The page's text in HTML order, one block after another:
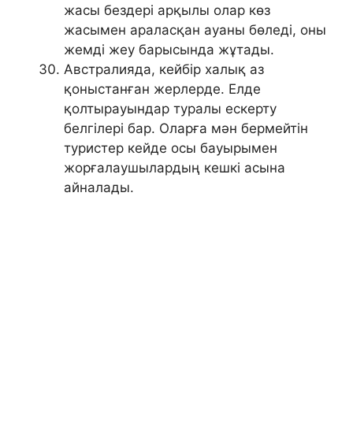
жасы бездері арқылы олар көз
жасымен араласқан ауаны бөледі, оны
жемді жеу барысында жұтады.
Австралияда, кейбір халық аз
қоныстанған жерлерде. Елде
қолтырауындар туралы ескерту
белгілері бар. Оларға мән бермейтін
туристер кейде осы бауырымен
жорғалаушылардың кешкі асына
айналады.